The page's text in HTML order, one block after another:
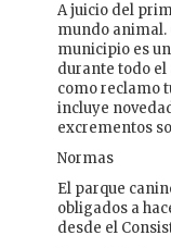
A juicio del
mundo animal.
municipio es
durante todo el
como reclamo
incluye
excrementos
Normas
El parque
obligados a
desde el